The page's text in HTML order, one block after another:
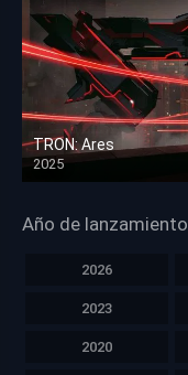
TRON: Ares
2025
HD 1080p
Año de lanzamiento
2026
2023
2020